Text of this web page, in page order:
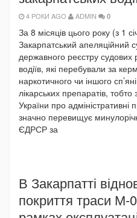
4 РОКИ AGO ADMIN 0
За 8 місяців цього року (з 1
Закарпатський апеляційний
державного реєстру
водіїв, які перебували за
наркотичного чи іншого
лікарських препаратів,
України про
значно перевищує
ЄДРСР за
В Закарпатті
покриття траси М-